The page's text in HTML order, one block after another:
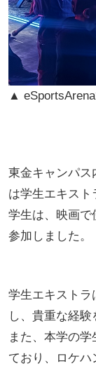
▲
東金キャンパス
は学生エキス
学生は、映画で
参加しました。
学生エキストラ
し、貴重な経験
また、本学の
ており、ロケ